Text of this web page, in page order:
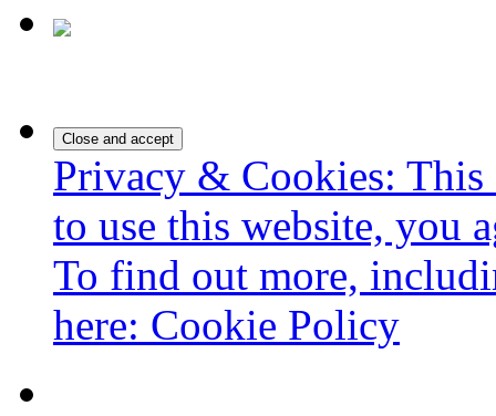
Privacy & Cookies:
to use this website, you
To find out more,
here: Cookie Policy